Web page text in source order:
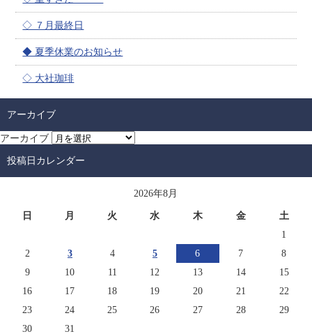
◇ ７月最終日
◆ 夏季休業のお知らせ
◇ 大社珈琲
アーカイブ
アーカイブ
投稿日カレンダー
2026年8月
日 月 火 水 木 金
土
1
2
3 4 5 6 7
8
9
10 11 12 13 14
15
16
17 18 19 20 21
22
23
24 25 26 27 28
29
30
31